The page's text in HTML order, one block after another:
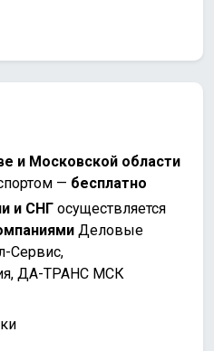
и Московской области
— бесплатно
и СНГ осуществляется
Деловые
Сервис,
ДА-ТРАНС МСК